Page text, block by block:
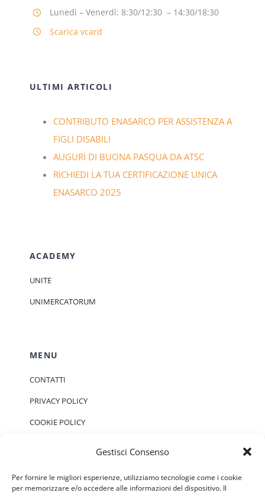
Gestisci Consenso
Per fornire le migliori esperienze, utilizziamo tecnologie come i cookie
per memorizzare e/o accedere alle informazioni del dispositivo. Il
Lunedì – Venerdì: 8:30/12:30 – 14:30/18:30
Scarica vcard
ULTIMI ARTICOLI
CONTRIBUTO ENASARCO PER ASSISTENZA A
FIGLI DISABILI
AUGURI DI BUONA PASQUA DA ATSC
RICHIEDI LA TUA CERTIFICAZIONE UNICA
ENASARCO 2025
ACADEMY
UNITE
UNIMERCATORUM
MENU
CONTATTI
PRIVACY POLICY
COOKIE POLICY
EVENTI